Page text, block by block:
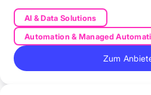
AI & Data Solutions
Automation & Managed
Zum